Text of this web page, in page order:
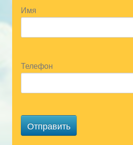
Имя
Телефон
Отправить